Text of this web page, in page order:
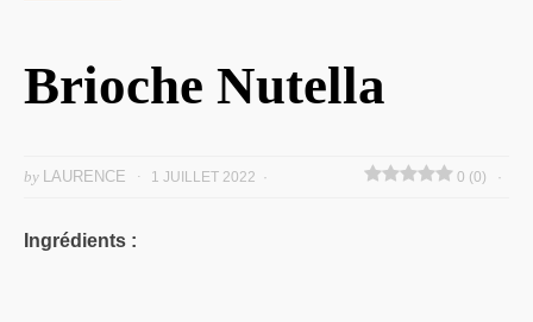
Brioche Nutella
by LAURENCE 1 JUILLET 2022 0 (0)
Ingrédients :